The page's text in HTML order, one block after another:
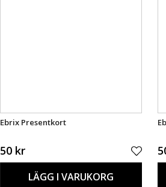
Ebrix Presentkort
50 kr
LÄGG I VARUKORG